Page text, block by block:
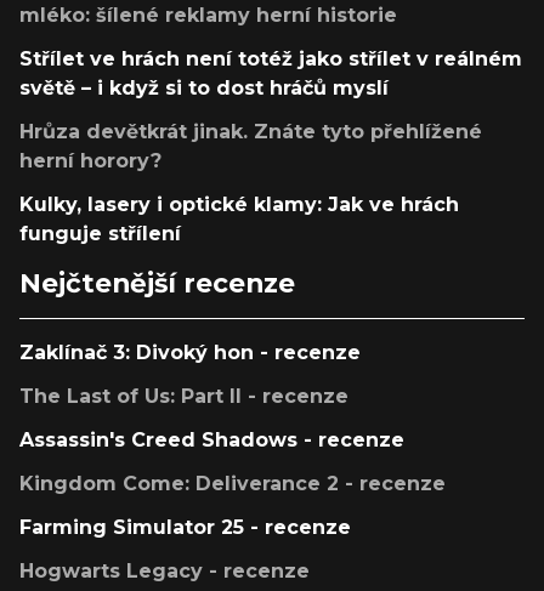
mléko: šílené reklamy herní historie
Střílet ve hrách není totéž jako střílet v reálném
světě – i když si to dost hráčů myslí
Hrůza devětkrát jinak. Znáte tyto přehlížené
herní horory?
Kulky, lasery i optické klamy: Jak ve hrách
funguje střílení
Nejčtenější recenze
Zaklínač 3: Divoký hon - recenze
The Last of Us: Part II - recenze
Assassin's Creed Shadows - recenze
Kingdom Come: Deliverance 2 - recenze
Farming Simulator 25 - recenze
Hogwarts Legacy - recenze